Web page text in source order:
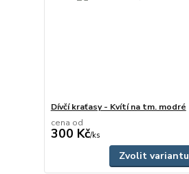
Dívčí kraťasy - Kvítí na tm. modré
cena od
300 Kč/ks
Zvolit variantu